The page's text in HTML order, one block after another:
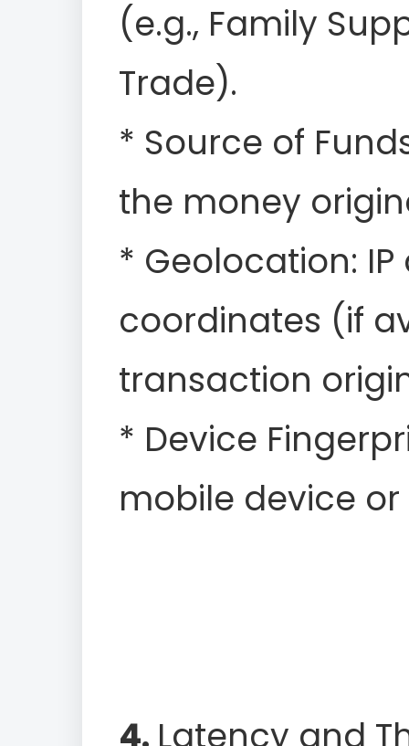
(e.g., Family
Trade).
* Source of
the money
* Geolocation:
coordinates (if
transaction
* Device
mobile device
4. Latency and